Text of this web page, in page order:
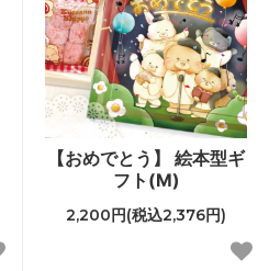
【おめでとう】 絵本型ギ
フト(M)
2,200円(税込2,376円)